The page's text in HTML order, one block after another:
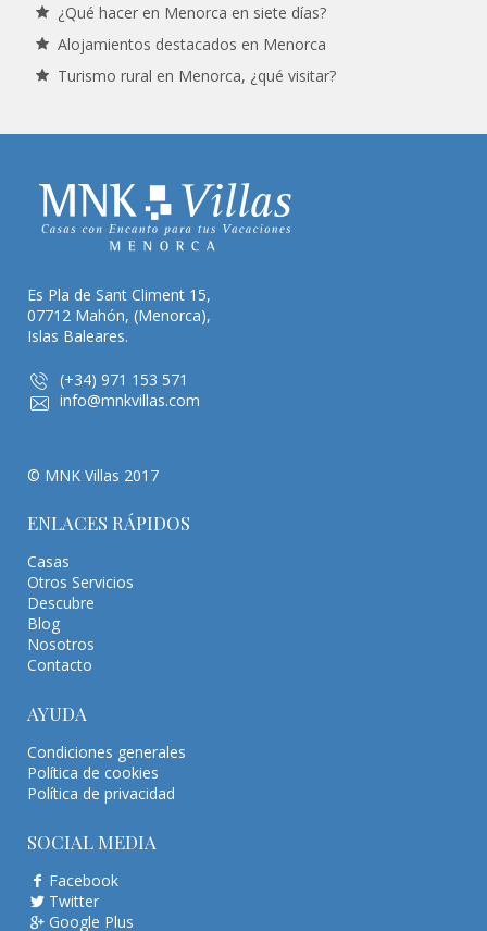
¿Qué hacer en Menorca en siete días?
Alojamientos destacados en Menorca
Turismo rural en Menorca, ¿qué visitar?
Es Pla de Sant Climent 15,
07712 Mahón, (Menorca),
Islas Baleares.
(+34) 971 153 571
info@mnkvillas.com
© MNK Villas 2017
ENLACES RÁPIDOS
Casas
Otros Servicios
Descubre
Blog
Nosotros
Contacto
AYUDA
Condiciones generales
Política de cookies
Política de privacidad
SOCIAL MEDIA
Facebook
Twitter
Google Plus